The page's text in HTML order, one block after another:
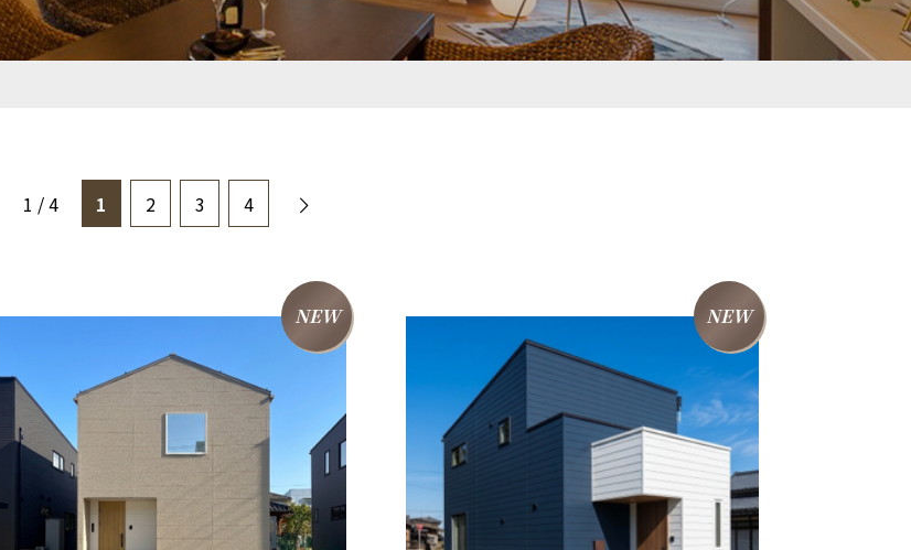
1 / 4 1 2 3 4
NEW NEW